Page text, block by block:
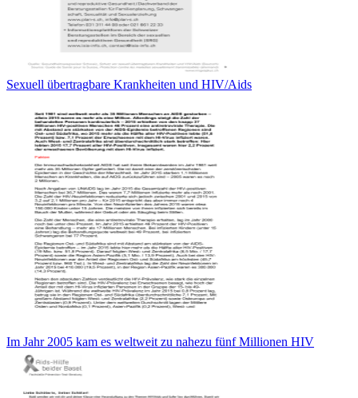
Sexuell übertragbare Krankheiten und HIV/Aids
Im Jahr 2005 kam es weltweit zu nahezu fünf Millionen HIV